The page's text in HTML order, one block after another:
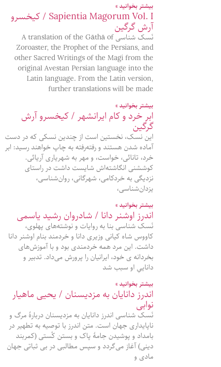
بیشتر بخوانید »
Sapientia Magorum Vol. I / کیخسرو
آرش گرگین
نَسک شناسی A translation of the Gāthā of
Zoroaster, the Prophet of the Persians, and
other Sacred Writings of the Magi from the
original Avestan Persian language into the
Latin language. From the Latin version,
further translations will be made
بیشتر بخوانید »
ابر خرد و کام ایرانشهر / کیخسرو آرش
گرگین
این نسک، نخستین است از چندین نسکی که در دست
آماده شدن هستند و رفته‌رفته به چاپ خواهند رسید: ابر
خرد، تانائی، خواست، و مهر به شهریاری آریائی.
کوششنی انگاشته‌اش شایست داشت در راستای
نزدیگی به خردکامی، شهرگانی، روان‌شناسی،
یزدان‌شناسی،
بیشتر بخوانید »
اندرز اوشنر دانا / شادروان رشید یاسمی
نَسک شناسی بنا به روایات و نوشته‌های پهلوی،
کاووس شاه کیانی وزیری دانا و خردمند بنام اوشنر دانا
داشت. این مرد همه خردمندی بود و با آموزش‌های
بخردانه ی خود، ایرانیان را پرورش می‌داد. تدبیر و
داناییِ او سبب شد
بیشتر بخوانید »
اندرز دانایان به مزدیسنان / یحیی ماهیار
نوابی
نَسک شناسی اندرز دانایان به مزدیسنان دربارهٔ مرگ و
ناپایداری جهان است. متن اندرز با توصیه به تطهیر در
بامداد و پوشیدن جامهٔ پاک و بستن کُستی (کمربند
دینی) آغاز می‌گردد و سپس مطالبی در بی‌ ثباتی جهان
مادی و